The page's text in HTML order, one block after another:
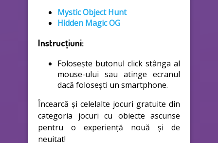
Mystic Object Hunt
Hidden Magic OG
Instrucțiuni:
Folosește butonul click stânga al
mouse-ului sau atinge ecranul
dacă folosești un smartphone.
Încearcă și celelalte jocuri gratuite din
categoria jocuri cu obiecte ascunse
pentru o experiență nouă și de
neuitat!